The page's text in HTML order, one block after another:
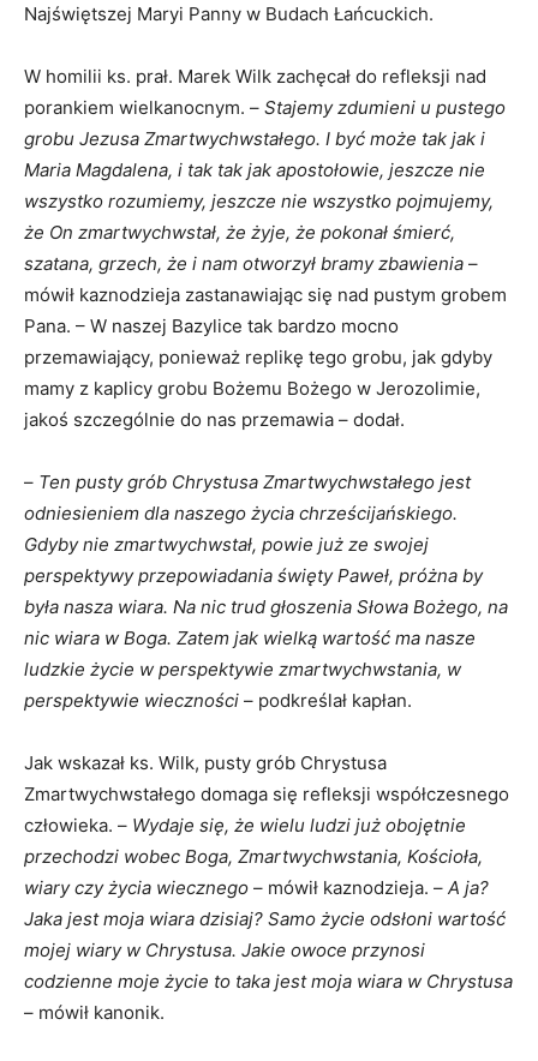
Najświętszej Maryi Panny w Budach Łańcuckich.
W homilii ks. prał. Marek Wilk zachęcał do refleksji nad
porankiem wielkanocnym. – Stajemy zdumieni u pustego
grobu Jezusa Zmartwychwstałego. I być może tak jak i
Maria Magdalena, i tak tak jak apostołowie, jeszcze nie
wszystko rozumiemy, jeszcze nie wszystko pojmujemy,
że On zmartwychwstał, że żyje, że pokonał śmierć,
szatana, grzech, że i nam otworzył bramy zbawienia –
mówił kaznodzieja zastanawiając się nad pustym grobem
Pana. – W naszej Bazylice tak bardzo mocno
przemawiający, ponieważ replikę tego grobu, jak gdyby
mamy z kaplicy grobu Bożemu Bożego w Jerozolimie,
jakoś szczególnie do nas przemawia – dodał.
– Ten pusty grób Chrystusa Zmartwychwstałego jest
odniesieniem dla naszego życia chrześcijańskiego.
Gdyby nie zmartwychwstał, powie już ze swojej
perspektywy przepowiadania święty Paweł, próżna by
była nasza wiara. Na nic trud głoszenia Słowa Bożego, na
nic wiara w Boga. Zatem jak wielką wartość ma nasze
ludzkie życie w perspektywie zmartwychwstania, w
perspektywie wieczności – podkreślał kapłan.
Jak wskazał ks. Wilk, pusty grób Chrystusa
Zmartwychwstałego domaga się refleksji współczesnego
człowieka. – Wydaje się, że wielu ludzi już obojętnie
przechodzi wobec Boga, Zmartwychwstania, Kościoła,
wiary czy życia wiecznego – mówił kaznodzieja. – A ja?
Jaka jest moja wiara dzisiaj? Samo życie odsłoni wartość
mojej wiary w Chrystusa. Jakie owoce przynosi
codzienne moje życie to taka jest moja wiara w Chrystusa
– mówił kanonik.